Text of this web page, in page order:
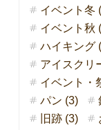
イベント冬
イベント秋
ハイキング
アイスクリ
イベント・
パン (3)
旧跡 (3)